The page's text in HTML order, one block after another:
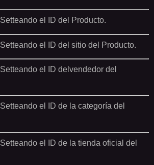
Setteando el ID del Producto.
Setteando el ID del sitio del Producto.
Setteando el ID delvendedor del
Setteando el ID de la categoría del
Setteando el ID de la tienda oficial del